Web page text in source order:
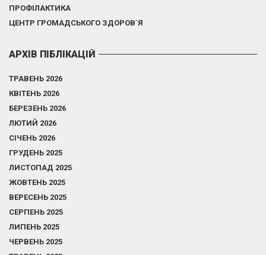
ПРОФІЛАКТИКА
ЦЕНТР ГРОМАДСЬКОГО ЗДОРОВ`Я
АРХІВ ПІБЛІКАЦІЙ
ТРАВЕНЬ 2026
КВІТЕНЬ 2026
БЕРЕЗЕНЬ 2026
ЛЮТИЙ 2026
СІЧЕНЬ 2026
ГРУДЕНЬ 2025
ЛИСТОПАД 2025
ЖОВТЕНЬ 2025
ВЕРЕСЕНЬ 2025
СЕРПЕНЬ 2025
ЛИПЕНЬ 2025
ЧЕРВЕНЬ 2025